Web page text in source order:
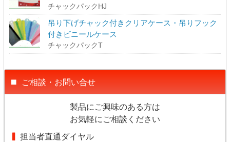
チャックパックHJ
吊り下げチャック付きクリアケース・吊りフック
付きビニールケース
チャックパックT
ご相談・お問い合せ
製品にご興味のある方は
お気軽にご相談ください
担当者直通ダイヤル